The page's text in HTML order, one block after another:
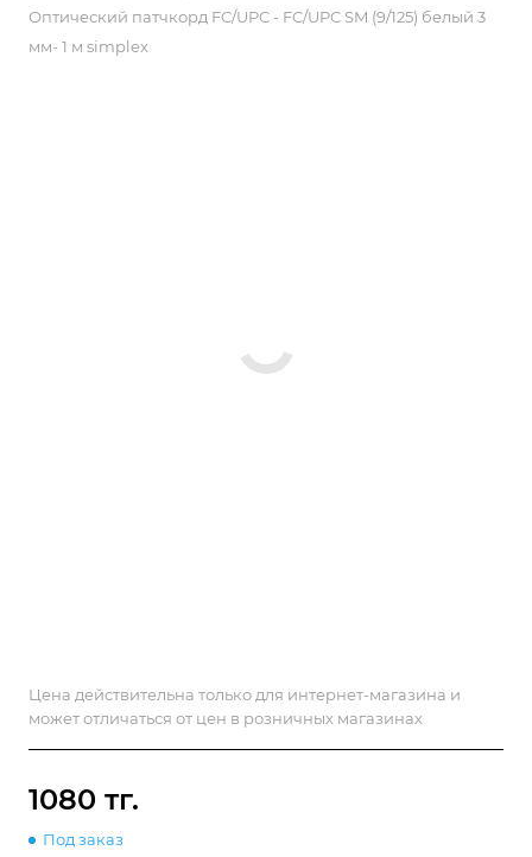
Оптический патчкорд FC/UPC - FC/UPC SM (9/125) белый 3
мм- 1 м simplex
Цена действительна только для интернет-магазина и
может отличаться от цен в розничных магазинах
1080 тг.
Под заказ